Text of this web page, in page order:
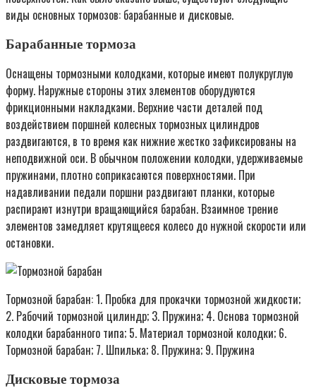
виды основных тормозов: барабанные и дисковые.
Барабанные тормоза
Оснащены тормозными колодками, которые имеют полукруглую
форму. Наружные стороны этих элементов оборудуются
фрикционными накладками. Верхние части деталей под
воздействием поршней колесных тормозных цилиндров
раздвигаются, в то время как нижние жестко зафиксированы на
неподвижной оси. В обычном положении колодки, удерживаемые
пружинами, плотно соприкасаются поверхностями. При
надавливании педали поршни раздвигают планки, которые
распирают изнутри вращающийся барабан. Взаимное трение
элементов замедляет крутящееся колесо до нужной скорости или
остановки.
Тормозной барабан: 1. Пробка для прокачки тормозной жидкости;
2. Рабочий тормозной цилиндр; 3. Пружина; 4. Основа тормозной
колодки барабанного типа; 5. Материал тормозной колодки; 6.
Тормозной барабан; 7. Шпилька; 8. Пружина; 9. Пружина
Дисковые тормоза